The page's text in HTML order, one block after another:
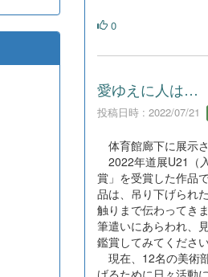
0
愛ゆえに人は…
投稿日時 : 2022/07/21
体育館廊下に展示
2022年道展U21（
賞」を受賞した作品
品は、吊り下げられ
触りまで伝わってき
筆遣いにあらわれ、
鑑賞してみてくださ
現在、12名の美術